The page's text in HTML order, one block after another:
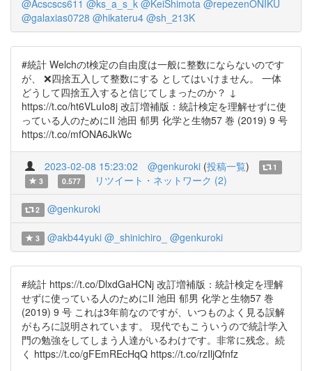
@Acscscs611 @ks_a_s_k @KeiShimota @repezenONIKU
@galaxias0728 @hikateru4 @sh_213K
#統計 Welchのt検定の自由度は一般に整数にならないのです
が、 ❌四捨五入して整数にする としてはいけません。 一体
どうして四捨五入すると信じてしまったのか？ ↓
https://t.co/ht6VLuIo8j 改訂増補版：統計検定を理解せずに使
っている人のためにII 池田 郁男 化学と生物57 巻 (2019) 9 号
https://t.co/mfONA6JkWc
2023-02-08 15:23:02 @genkuroki (投稿一覧)
1
3
0.577 リツイート・ネットワーク (2)
2 @genkuroki
3 @akb44yuki @_shinichiro_ @genkuroki
#統計 https://t.co/DlxdGaHCNj 改訂増補版：統計検定を理解
せずに使っている人のためにII 池田 郁男 化学と生物57 巻
(2019) 9 号 これは3年前なのですが、いつものよく見る誤解
がもろに説明されています。 現代でもこういうので統計学入
門の勉強をしてしまう人達がいるわけです。非常に残念。続
く https://t.co/gFEmREcHqQ https://t.co/rzIljQfnfz